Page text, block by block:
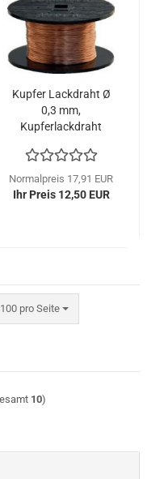
Kupfer Lackdraht Ø
0,3 mm,
Kupferlackdraht
mm, 100 m Spule,
LD30 - M60
Normalpreis 17,91 EUR
Ihr Preis 12,50 EUR
100 pro Seite
pro Seite
10)